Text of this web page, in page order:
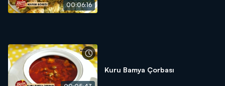
00:06:16
Kuru Bamya Çorbası